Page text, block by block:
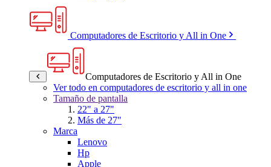
Computadores de Escritorio y All in One
Computadores de Escritorio y All in One
Ver todo en computadores de escritorio y all in one
Tamaño de pantalla
22" a 27"
Más de 27"
Marca
Lenovo
Hp
Apple